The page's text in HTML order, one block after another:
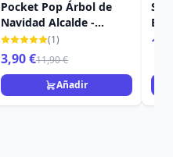
Pocket Pop Árbol de
Navidad Alcalde -
Disney Pesadilla antes
Navidad
(1)
3,90 €11,90 €
Añadir
EL